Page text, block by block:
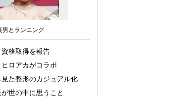
男とランニング
格取得を報告
ロアカがコラボ
た整形のカジュアル化
世の中に思うこと